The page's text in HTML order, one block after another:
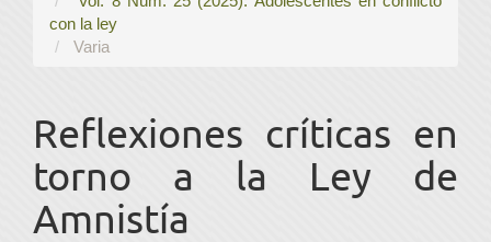
con la ley
Varia
Reflexiones críticas en
torno a la Ley de
Amnistía